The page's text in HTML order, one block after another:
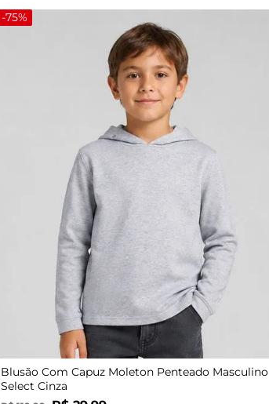
-75%
8
Blusão Com Capuz Moleton Penteado Masculino
Select Cinza